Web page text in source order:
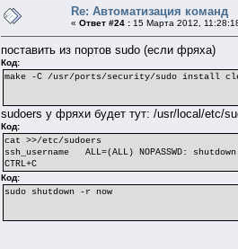
Re: Автоматизация команд
« Ответ #24 : 15 Марта 2012,
поставить из портов sudo (если фряха)
Код:
make -C /usr/ports/security/sudo install
sudoers у фряхи будет тут: /usr/local/etc/
Код:
cat >>/etc/sudoers
ssh_username ALL=(ALL) NOPASSWD: shutdown
CTRL+C
Код:
sudo shutdown -r now